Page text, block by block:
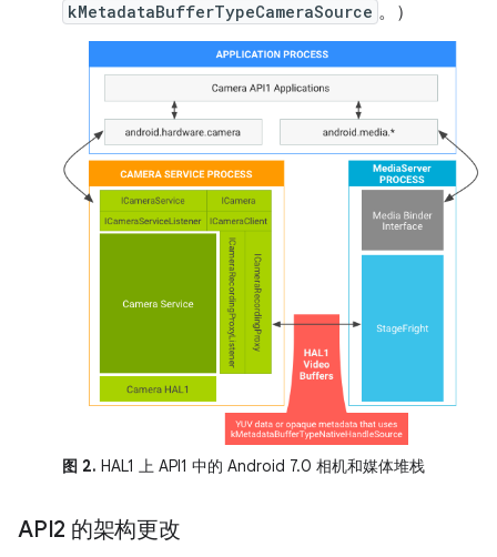
kMetadataBufferTypeCameraSource 。）
图 2. HAL1 上 API1 中的 Android 7.0 相机和媒体堆栈
API2 的架构更改